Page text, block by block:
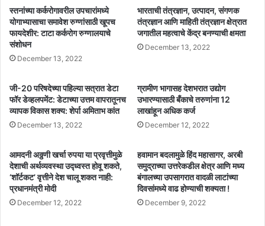
स्तनांच्या कर्करोगावरील उपचारांमध्ये
योगाभ्यासाचा समावेश रुग्णांसाठी खूपच
फायदेशीर: टाटा कर्करोग रुग्णालयाचे
संशोधन
December 13, 2022
भारताची तंत्रज्ञान, उत्पादन, संगणक
तंत्रज्ञान आणि माहिती तंत्रज्ञान क्षेत्रात
जगातील महत्वाचे केंद्र बनण्याची क्षमता
December 13, 2022
जी-20 परिषदेच्या पहिल्या सत्रात डेटा
फॉर डेव्हलपमेंट: डेटाच्या उत्तम वापरातूनच
व्यापक विकास शक्य: शेर्पा अमिताभ कांत
December 13, 2022
ग्रामीण भागासह देशभरात उद्योग
उभारण्यासाठी बँकाचे तरुणांना 12
लाखांहून अधिक कर्ज
December 12, 2022
आमदनी अठ्ठणी खर्चा रुपया या प्रवृत्तीमुळे
देशाची अर्थव्यवस्था उद्ध्वस्त होवू शकते,
‘शॉर्टकट’ वृत्तीने देश चालू शकत नाही:
प्रधानमंत्री मोदी
December 12, 2022
हवामान बदलामुळे हिंद महासागर, अरबी
समुद्राच्या उत्तरेकडील क्षेत्र आणि मध्य
बंगालच्या उपसागरात वादळी लाटांच्या
दिवसांमध्ये वाढ होण्याची शक्यता !
December 9, 2022